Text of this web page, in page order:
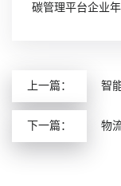
碳管理平台企业
上一篇： 智
下一篇： 物